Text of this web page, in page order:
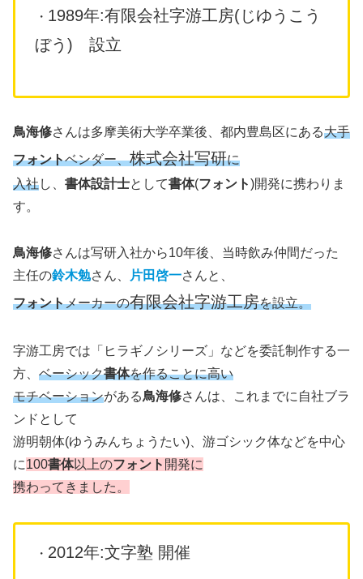
・ 1989年:有限会社字游工房(じゆうこう
ぼう) 設立
鳥海修さんは多摩美術大学卒業後、都内豊島区にある大手
フォントベンダー、株式会社写研に
入社し、 書体設計士として書体(フォント)開発に携わりま
す。
鳥海修さんは写研入社から10年後、当時飲み仲間だった
主任の鈴木勉さん、 片田啓一さんと、
フォントメーカーの有限会社字游工房を設立。
字游工房では「ヒラギノシリーズ」などを委託制作する一
方、 ベーシック書体を作ることに高い
モチベーションがある鳥海修さんは、これまでに自社ブラ
ンドとして
游明朝体(ゆうみんちょうたい)、游ゴシック体などを中心
に100書体以上のフォント 開発に
携わってきました。
・ 2012年:文字塾 開催